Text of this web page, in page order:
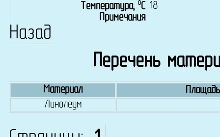
Температура, 0C 18
Примечания
Назад
Перечень
Материал
Линолеум